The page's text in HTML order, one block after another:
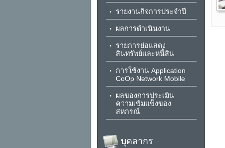
รายงานกิจการประจำปี
ผลการดำเนินงาน
รายการย่อแสดง
สินทรัพย์และหนี้สิน
การใช้งาน Application
CoOp Network Mobile
ผลของการประเมิน
ความเข้มแข็งของ
สหกรณ์
บุคลากร